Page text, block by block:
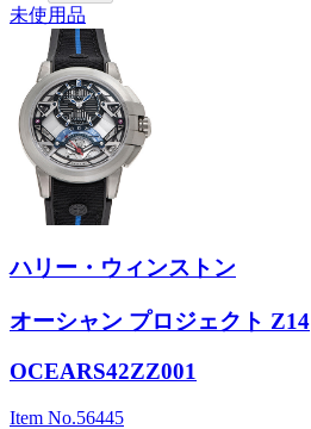
未使用品
ハリー・ウィンストン
オーシャン プロジェクト Z14
OCEARS42ZZ001
Item No.56445